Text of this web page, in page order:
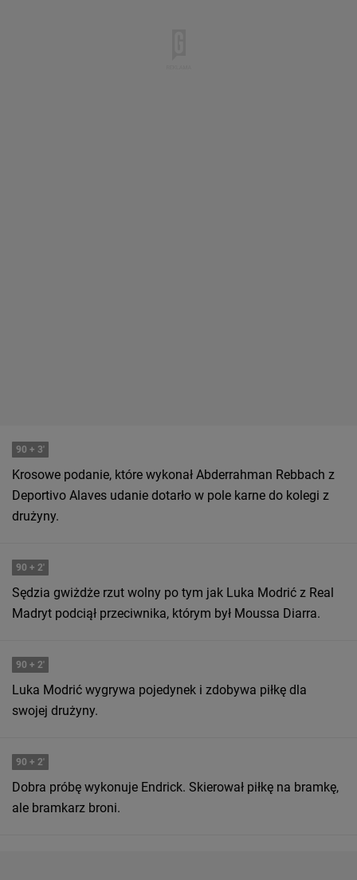
90 + 3'
Krosowe podanie, które wykonał Abderrahman Rebbach z
Deportivo Alaves udanie dotarło w pole karne do kolegi z
drużyny.
90 + 2'
Sędzia gwiżdże rzut wolny po tym jak Luka Modrić z Real
Madryt podciął przeciwnika, którym był Moussa Diarra.
90 + 2'
Luka Modrić wygrywa pojedynek i zdobywa piłkę dla
swojej drużyny.
90 + 2'
Dobra próbę wykonuje Endrick. Skierował piłkę na bramkę,
ale bramkarz broni.